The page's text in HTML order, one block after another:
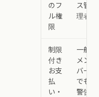
のフ
ル権
限
ス管
理者
制限
付き
お支
払
い・
一般
メン
バー
でも
警告